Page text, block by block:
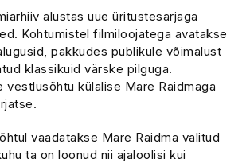
alustas uue üritustesarjaga
Kohtumistel filmiloojatega avatakse
pakkudes publikule võimalust
klassikuid värske pilguga.
vestlusõhtu külalise Mare Raidmaga
vaadatakse Mare Raidma valitud
ta on loonud nii ajaloolisi kui